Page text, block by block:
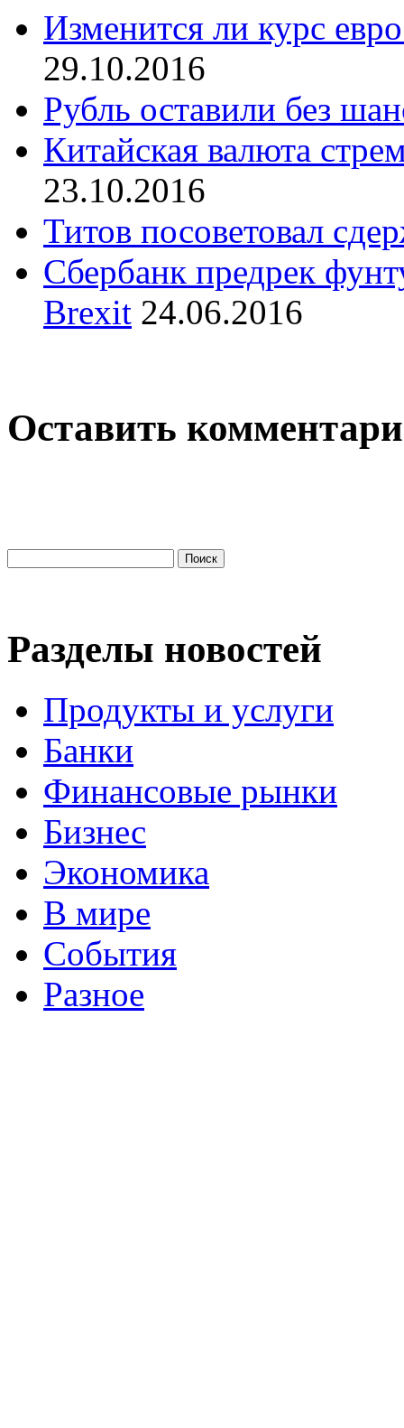
Изменится ли курс
29.10.2016
Рубль оставили без
Китайская валюта
23.10.2016
Титов посоветовал
Сбербанк предрек
Brexit 24.06.2016
Оставить
Разделы новостей
Продукты и услуги
Банки
Финансовые рынки
Бизнес
Экономика
В мире
События
Разное